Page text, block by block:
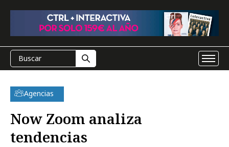
Agencias
Now Zoom analiza
tendencias